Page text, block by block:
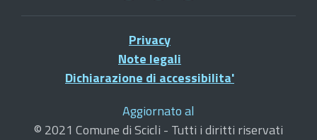
Privacy
Note legali
Dichiarazione di accessibilita'
Aggiornato al
© 2021 Comune di Scicli - Tutti i diritti riservati